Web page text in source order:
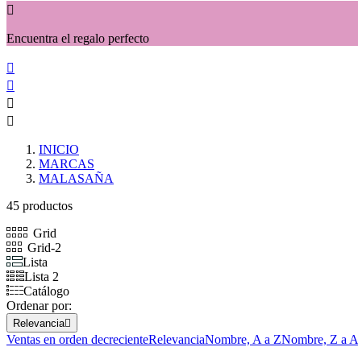

Encuentra el regalo perfecto




INICIO
MARCAS
MALASAÑA
45 productos
Grid
Grid-2
Lista
Lista 2
Catálogo
Ordenar por:
Relevancia
Ventas en orden decrecienteRelevanciaNombre, A a ZNombre, Z a A